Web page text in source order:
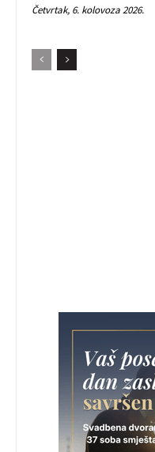
Četvrtak, 6. kolovoza 2026.